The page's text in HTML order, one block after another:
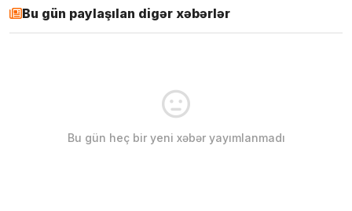
Bu gün paylaşılan digər xəbərlər
Bu gün heç bir yeni xəbər yayımlanmadı